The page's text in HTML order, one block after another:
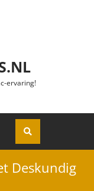
ervaring!
Deskundig